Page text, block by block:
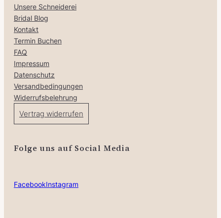
Unsere Schneiderei
Bridal Blog
Kontakt
Termin Buchen
FAQ
Impressum
Datenschutz
Versandbedingungen
Widerrufsbelehrung
Vertrag widerrufen
Folge uns auf Social Media
FacebookInstagram